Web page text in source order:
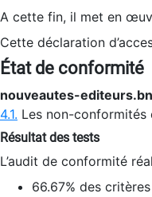
A cette fin, il met en
Cette déclaration
État de conformité
nouveautes-
4.1. Les non-conformités
Résultat des tests
L’audit de conformité
66.67% des